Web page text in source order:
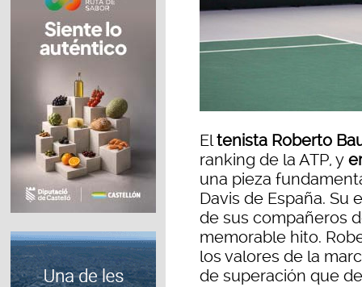
Eltenista Roberto
ranking de la ATP, y
una pieza
Davis de España. Su
de sus compañeros
memorable hito.
los valores de la
de superación que